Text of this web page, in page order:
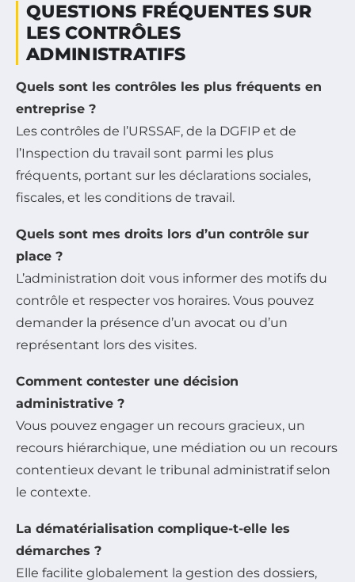
QUESTIONS FRÉQUENTES SUR
LES CONTRÔLES
ADMINISTRATIFS
Quels sont les contrôles les plus fréquents en
entreprise ?
Les contrôles de l’URSSAF, de la DGFIP et de
l’Inspection du travail sont parmi les plus
fréquents, portant sur les déclarations sociales,
fiscales, et les conditions de travail.
Quels sont mes droits lors d’un contrôle sur
place ?
L’administration doit vous informer des motifs du
contrôle et respecter vos horaires. Vous pouvez
demander la présence d’un avocat ou d’un
représentant lors des visites.
Comment contester une décision
administrative ?
Vous pouvez engager un recours gracieux, un
recours hiérarchique, une médiation ou un recours
contentieux devant le tribunal administratif selon
le contexte.
La dématérialisation complique-t-elle les
démarches ?
Elle facilite globalement la gestion des dossiers,